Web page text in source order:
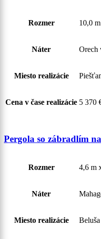
Rozmer 10,0
Náter Orech
Miesto realizácie
Cena v čase realizácie 5 370
Pergola so zábradlím
Rozmer 4,6 m
Náter
Miesto realizácie Beluša